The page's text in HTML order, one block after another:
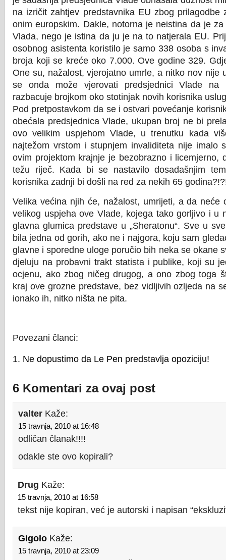
na izričit zahtjev predstavnika EU zbog
onim europskim. Dakle, notorna je neistina da je
Vlada, nego je istina da ju je na to natjerala EU.
osobnog asistenta koristilo je samo 338 osoba s
broja koji se kreće oko 7.000. Ove godine 329.
One su, nažalost, vjerojatno umrle, a nitko nov nije
se onda može vjerovati predsjednici Vlade
razbacuje brojkom oko stotinjak novih korisnika
Pod pretpostavkom da se i ostvari povećanje
obećala predsjednica Vlade, ukupan broj ne bi
ovo velikim uspjehom Vlade, u trenutku kada
najtežom vrstom i stupnjem invaliditeta nije imalo
ovim projektom krajnje je bezobrazno i licemjerno,
težu riječ. Kada bi se nastavilo dosadašnjim
korisnika zadnji bi došli na red za nekih 65
Velika većina njih će, nažalost, umrijeti, a da neće
velikog uspjeha ove Vlade, kojega tako gorljivo i u
glavna glumica predstave u „Sheratonu“. Sve u
bila jedna od gorih, ako ne i najgora, koju sam
glavne i sporedne uloge poručio bih neka se okane
djeluju na probavni trakt statista i publike, koji su
ocjenu, ako zbog ničeg drugog, a ono zbog toga
kraj ove grozne predstave, bez vidljivih ozljeda na
ionako ih, nitko ništa ne pita.
Povezani članci:
Ne dopustimo da Le Pen predstavlja opoziciju!
6 Komentari za ovaj post
valter Kaže:
15 travnja, 2010 at 16:48
odličan članak!!!!
odakle ste ovo kopirali?
Drug Kaže:
15 travnja, 2010 at 16:58
tekst nije kopiran, već je autorski i napisan
Gigolo Kaže:
15 travnja, 2010 at 23:09